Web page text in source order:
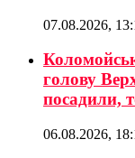
07.08.2026,
голову
посадили,
06.08.2026,